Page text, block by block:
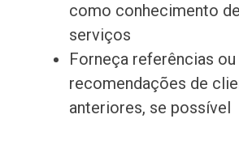
como conhecimento
serviços
Forneça referências ou
recomendações de
anteriores, se possível